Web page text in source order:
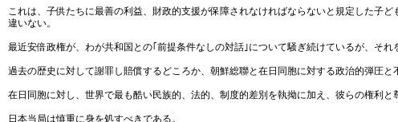
これは、子供たちに最善の利益、財政的支援が保障されなければならないと規定した子
違いない。
最近安倍政権が、わが共和国との｢前提条件なしの対話｣について騒ぎ続けているが、それ
過去の歴史に対して謝罪し賠償するどころか、朝鮮総聯と在日同胞に対する政治的弾圧
在日同胞に対し、世界で最も酷い民族的、法的、制度的差別を執拗に加え、彼らの権利
日本当局は慎重に身を処すべきである。